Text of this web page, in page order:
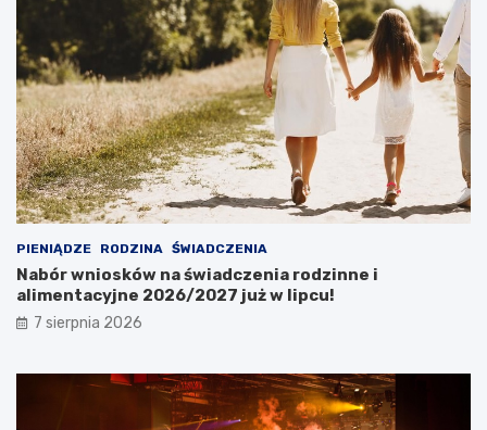
PIENIĄDZE RODZINA ŚWIADCZENIA
Nabór wniosków na świadczenia rodzinne i
alimentacyjne 2026/2027 już w lipcu!
7 sierpnia 2026